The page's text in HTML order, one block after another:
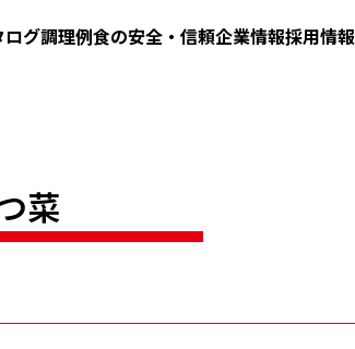
ログ調理例食の安全・信頼企業情報採用情報
菜